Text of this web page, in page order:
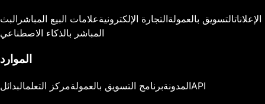
الإعلاناتالتسويق بالعمولةالتجارة الإلكترونيةعلامات البيع المباشر البث
المباشر بالذكاء الاصطناعي
الموارد
المدونةبرنامج التسويق بالعمولةمركز التعلمالبدائل API